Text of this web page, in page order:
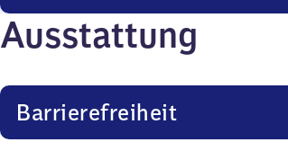
Ausstattung
Barrierefreiheit